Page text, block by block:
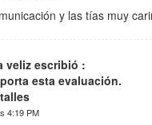
y las tías muy
veliz escribió :
esta evaluación.
4:19 PM